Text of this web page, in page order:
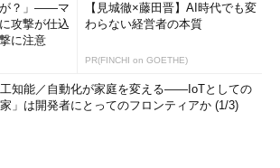
択線の色やSnipping Toolがアクティブの場合
オーバーレイ表示）するかどうかの設定も可
が？」――マ
攻撃が仕込
に注意
【見城徹×藤田晋】AI時代でも変
わらない経営者の本質
PR(FINCHI on GOETHE)
工知能／自動化が家庭を変える――IoTとしての
家」は開発者にとってのフロンティアか (1/3)